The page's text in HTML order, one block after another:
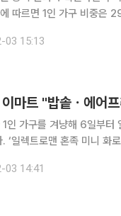
따르면 1인 가구 비중은
움직임까지 더해지면서 혼
03 15:13
마트 "밥솥ㆍ에어
1인 가구를 겨냥해 6일부
. ‘일렉트로맨 혼족 미니 화
용에 적합한 1.2ℓ 용량을
03 14:41